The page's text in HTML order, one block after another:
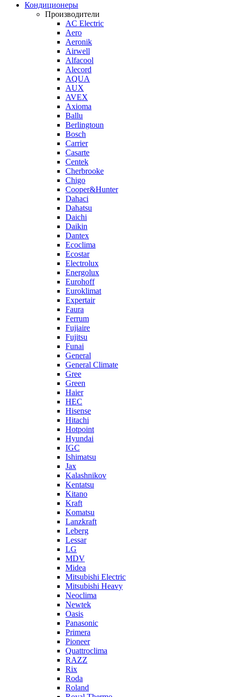
Кондиционеры
Производители
AC Electric
Aero
Aeronik
Airwell
Alfacool
Alecord
AQUA
AUX
AVEX
Axioma
Ballu
Berlingtoun
Bosch
Carrier
Casarte
Centek
Cherbrooke
Chigo
Cooper&Hunter
Dahaci
Dahatsu
Daichi
Daikin
Dantex
Ecoclima
Ecostar
Electrolux
Energolux
Eurohoff
Euroklimat
Expertair
Faura
Ferrum
Fujiaire
Fujitsu
Funai
General
General Climate
Gree
Green
Haier
HEC
Hisense
Hitachi
Hotpoint
Hyundai
IGC
Ishimatsu
Jax
Kalashnikov
Kentatsu
Kitano
Kraft
Komatsu
Lanzkraft
Leberg
Lessar
LG
MDV
Midea
Mitsubishi Electric
Mitsubishi Heavy
Neoclima
Newtek
Oasis
Panasonic
Primera
Pioneer
Quattroclima
RAZZ
Rix
Roda
Roland